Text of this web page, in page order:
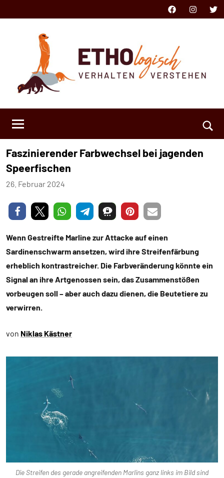
Inhalt
FacebookInstagram
Faszinierender Farbwechsel bei jagenden
Speerfischen
26. Februar 2024
Niklas
Kästner
Keine
Kommentare
Wenn Gestreifte Marline zur Attacke auf einen
Sardinenschwarm ansetzen, wird ihre Streifenfärbung
erheblich kontrastreicher. Die Farbveränderung könnte ein
Signal an ihre Artgenossen sein, das Zusammenstößen
vorbeugen soll – aber auch dazu dienen, die Beutetiere zu
verwirren.
von Niklas Kästner
Die Streifen des gerade angreifenden Marlins ganz links im Bild sind